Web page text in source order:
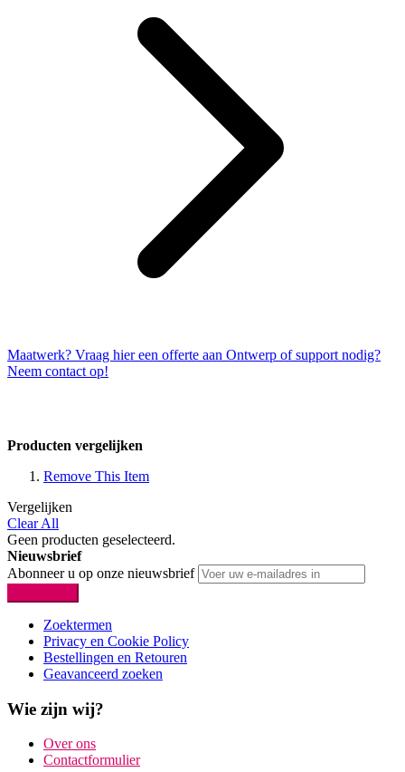
Maatwerk? Vraag hier een offerte aan Ontwerp of support nodig?
Neem contact op!
Producten vergelijken
Remove This Item
Vergelijken
Clear All
Geen producten geselecteerd.
Nieuwsbrief
Abonneer u op onze nieuwsbrief
Zoektermen
Privacy en Cookie Policy
Bestellingen en Retouren
Geavanceerd zoeken
Wie zijn wij?
Over ons
Contactformulier